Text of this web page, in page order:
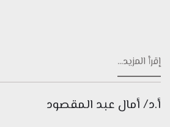
إقرأ المزيد...
أ.د/ أمال عبد المقصود